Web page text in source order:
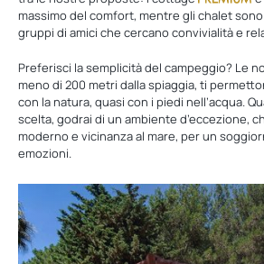
massimo del comfort, mentre gli chalet
gruppi di amici che cercano convivialità e
Preferisci la semplicità del campeggio? Le
meno di 200 metri dalla spiaggia, ti
con la natura, quasi con i piedi nell’acqua.
scelta, godrai di un ambiente d’eccezione,
moderno e vicinanza al mare, per un
emozioni.
i
nostri
alloggi